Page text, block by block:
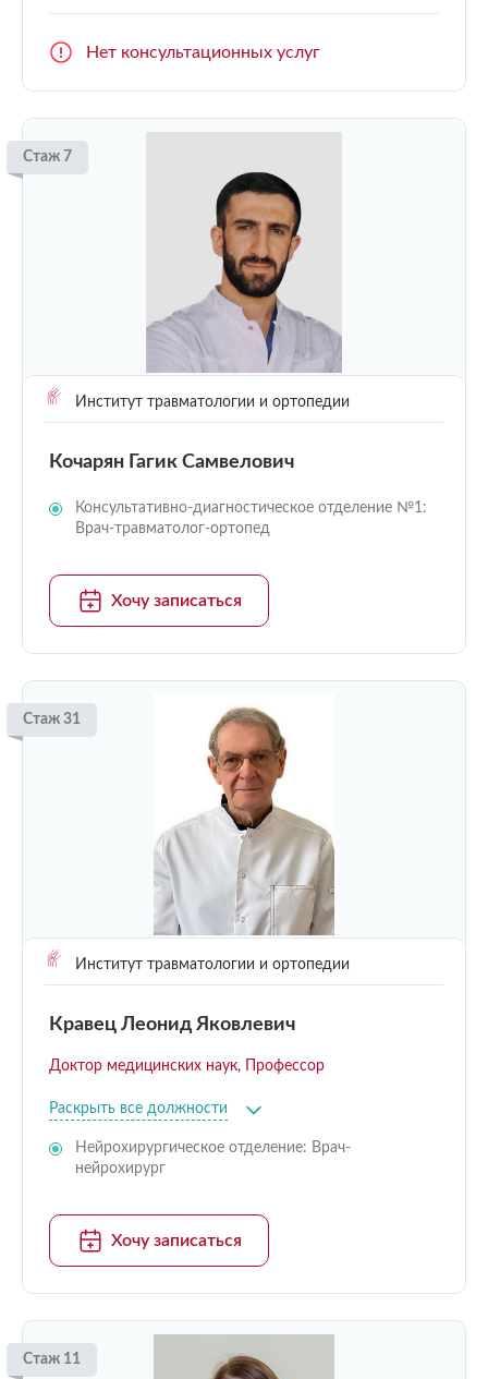
Нет консультационных услуг
Стаж 7
Институт травматологии и ортопедии
Кочарян Гагик Самвелович
Консультативно-диагностическое отделение №1:
Врач-травматолог-ортопед
Хочу записаться
Стаж 31
Институт травматологии и ортопедии
Кравец Леонид Яковлевич
Доктор медицинских наук, Профессор
Раскрыть все должности
Нейрохирургическое отделение: Врач-
нейрохирург
Хочу записаться
Стаж 11